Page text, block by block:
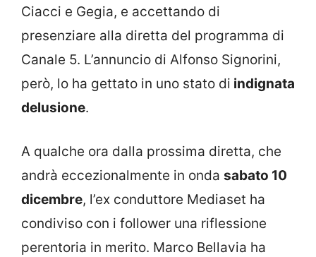
Ciacci e Gegia, e accettando di
presenziare alla diretta del programma di
Canale 5. L’annuncio di Alfonso Signorini,
però, lo ha gettato in uno stato di indignata
delusione.
A qualche ora dalla prossima diretta, che
andrà eccezionalmente in onda sabato 10
dicembre, l’ex conduttore Mediaset ha
condiviso con i follower una riflessione
perentoria in merito. Marco Bellavia ha